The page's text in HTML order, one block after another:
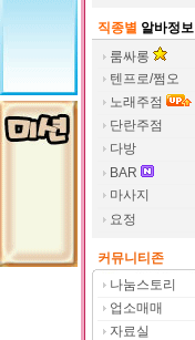
직종별 알바정보
룸싸롱
텐프로/쩜오
노래주점
단란주점
다방
BAR
마사지
요정
커뮤니티존
나눔스토리
업소매매
자료실